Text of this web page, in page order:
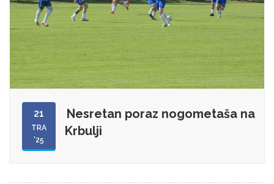
21
TRA
'25
Nesretan poraz nogometaša na
Krbulji